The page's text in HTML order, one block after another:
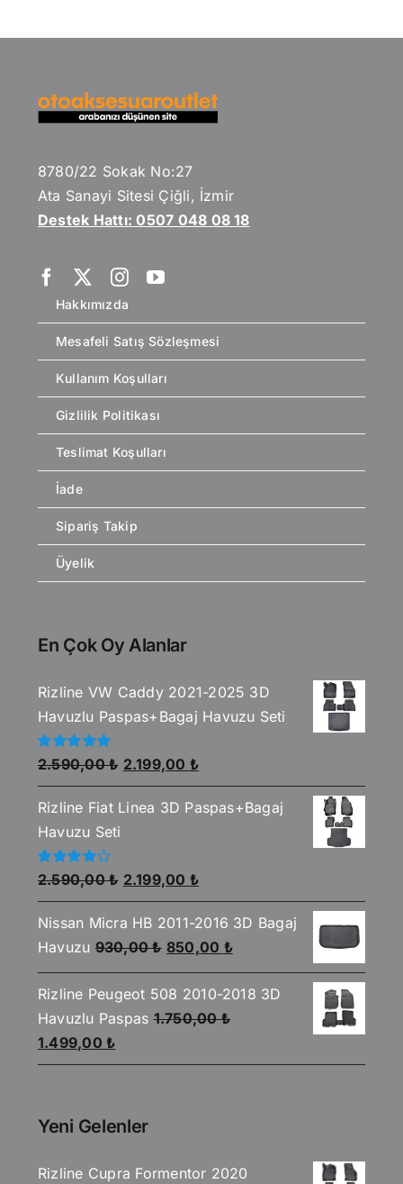
8780/22 Sokak No:27
Ata Sanayi Sitesi Çiğli, İzmir
Destek Hattı: 0507 048 08 18
Hakkımızda
Mesafeli Satış Sözleşmesi
Kullanım Koşulları
Gizlilik Politikası
Teslimat Koşulları
İade
Sipariş Takip
Üyelik
En Çok Oy Alanlar
Rizline VW Caddy 2021-2025 3D
Havuzlu Paspas+Bagaj Havuzu Seti
5
üzerinden
5.00oy aldı
2.590,00₺ Orijinal
fiyat:
2.590,00 ₺.
2.199,00 ₺Şu
andaki
fiyat:
Rizline Fiat Linea 3D Paspas+Bagaj
Havuzu Seti
5
üzerinden
4.00oy
aldı
2.590,00₺ Orijinal
fiyat:
2.590,00 ₺.
2.199,00 ₺Şu
andaki
fiyat:
2.199,00 ₺.
Nissan Micra HB 2011-2016 3D Bagaj
Havuzu 930,00₺ Orijinal
fiyat:
930,00 ₺.
850,00 ₺Şu
andaki
fiyat:
Rizline Peugeot 508 2010-2018 3D
Havuzlu Paspas 1.750,00₺
Orijinal
fiyat:
1.499,00 ₺Şu
andaki
Yeni Gelenler
Rizline Cupra Formentor 2020